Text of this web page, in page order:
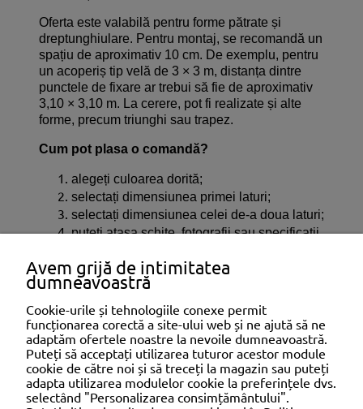
Oferta este valabilă pentru forme pătrate și
dreptunghiulare. Pentru montaj, se recomandă un
spațiu de aproximativ 10 cm. De exemplu, pentru
un acoperiș tip velă de 3 × 3 m, distanța dintre
punctele de fixare ar trebui să fie de aproximativ
3,10 × 3,10 m. La cerere, pot fi realizate și alte
forme, precum triunghi sau trapez.
Cum pot plasa o comandă?
alegeți culoarea dorită;
selectați dimensiunea primei laturi;
selectați dimensiunea celei de-a doua laturi;
puteți atașa schițe, fotografii sau specificații
opțional, alegeți un kit profesional de montaj
pentru lemn, beton, metal sau montaj mixt.
SHOPPING
Avem grijă de intimitatea
dumneavoastră
Cookie-urile și tehnologiile conexe permit
funcționarea corectă a site-ului web și ne ajută să ne
adaptăm ofertele noastre la nevoile dumneavoastră.
Puteți să acceptați utilizarea tuturor acestor module
cookie de către noi și să treceți la magazin sau puteți
adapta utilizarea modulelor cookie la preferințele dvs.
selectând "Personalizarea consimțământului".